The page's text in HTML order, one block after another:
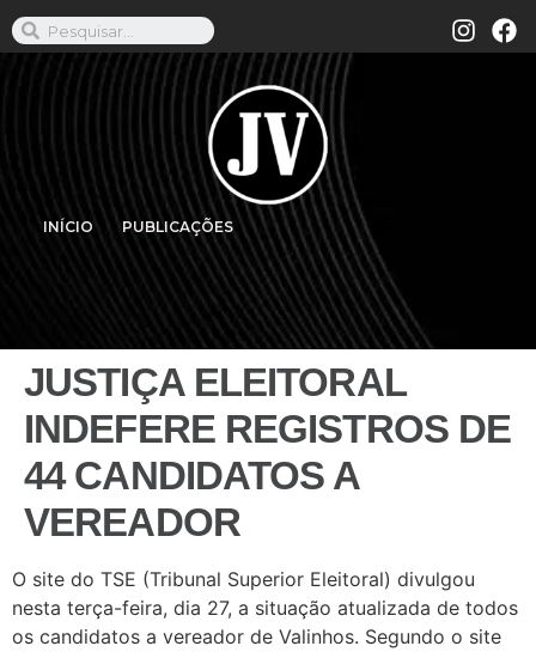
INÍCIO PUBLICAÇÕES
JUSTIÇA ELEITORAL
INDEFERE REGISTROS DE
44 CANDIDATOS A
VEREADOR
O site do TSE (Tribunal Superior Eleitoral) divulgou
nesta terça-feira, dia 27, a situação atualizada de todos
os candidatos a vereador de Valinhos. Segundo o site